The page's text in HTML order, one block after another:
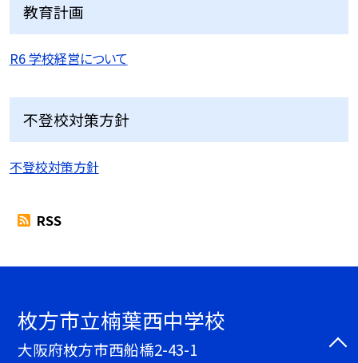
教育計画
R6 学校経営について
不登校対策方針
不登校対策方針
RSS
枚方市立楠葉西中学校
大阪府枚方市西船橋2-43-1